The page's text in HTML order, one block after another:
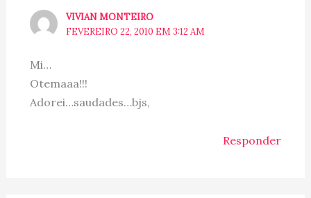
VIVIAN MONTEIRO
FEVEREIRO 22, 2010 EM 3:12 AM
Mi…
Otemaaa!!!
Adorei…saudades…bjs,
Responder